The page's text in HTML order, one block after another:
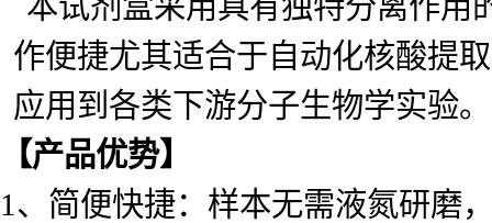
作便捷尤其适合于自动化核酸提
应用到各类下游分子生物学实验。
【产品优势】
1、简便快捷：样本无需液氮研磨